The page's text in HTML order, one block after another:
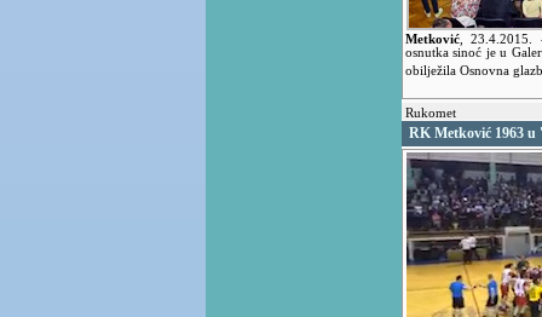
Metković ,23.4.2015.
osnutka sinoć je u
obilježila Osnovna
Rukomet
RK Metković 1963